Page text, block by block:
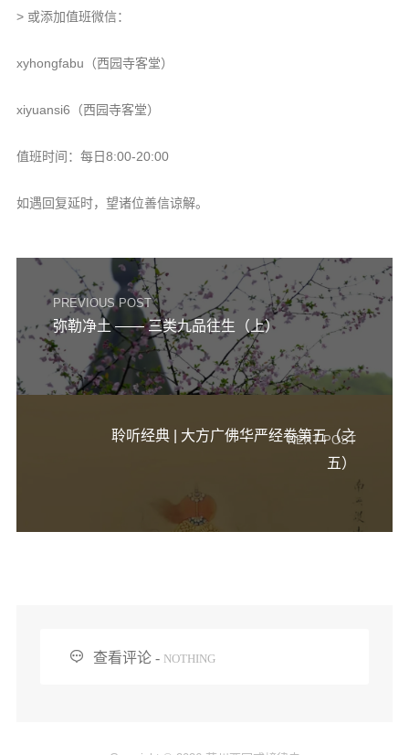
> 或添加值班微信：
xyhongfabu（西园寺客堂）
xiyuansi6（西园寺客堂）
值班时间：每日8:00-20:00
如遇回复延时，望诸位善信谅解。
PREVIOUS POST
弥勒净土 —— 三类九品往生（上）
NEXT POST
聆听经典 | 大方广佛华严经卷第五（之
五）
 查看评论 - NOTHING